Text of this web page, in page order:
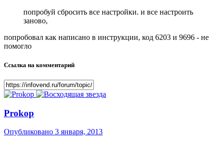
попробуй сбросить все настройки. и все настроить
заново,
попробовал как написано в инструкции, код 6203 и 9696 - не
помогло
Ссылка на комментарий
Prokop
Опубликовано 3 января, 2013